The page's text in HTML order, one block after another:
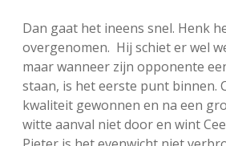
Dan gaat het ineens snel. Henk
overgenomen. Hij schiet er wel
maar wanneer zijn opponente
staan, is het eerste punt binnen.
kwaliteit gewonnen en na een
witte aanval niet door en wint